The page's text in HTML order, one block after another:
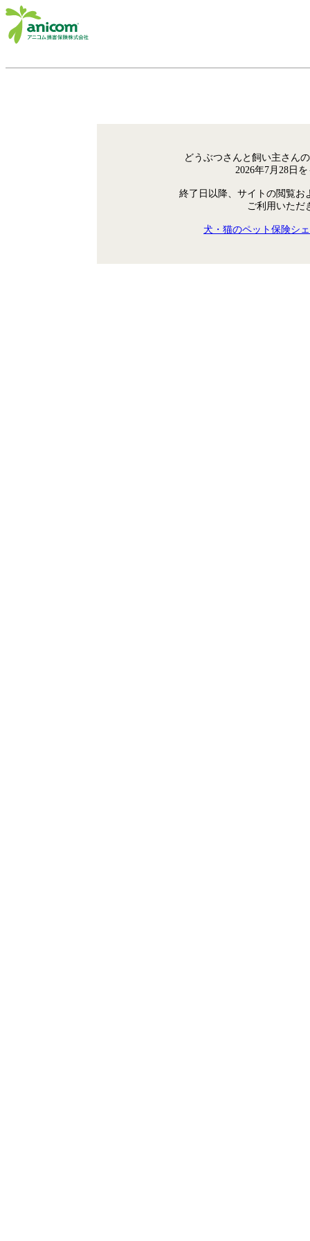
どうぶつさんと飼い主さん
2026年7月28日
終了日以降、サイトの閲覧お
ご利用いただ
犬・猫のペット保険シ